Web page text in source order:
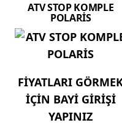
ATV STOP KOMPLE
POLARİS
FİYATLARI
İÇİN BAYİ GİRİŞİ
YAPINIZ